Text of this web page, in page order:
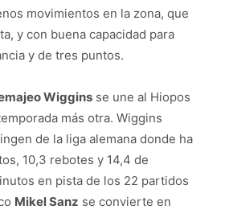
movimientos en la zona, que
y con buena capacidad para
y de tres puntos.
Wiggins se une al Hiopos
más otra. Wiggins
de la liga alemana donde ha
10,3 rebotes y 14,4 de
en pista de los 22 partidos
Mikel Sanz se convierte en